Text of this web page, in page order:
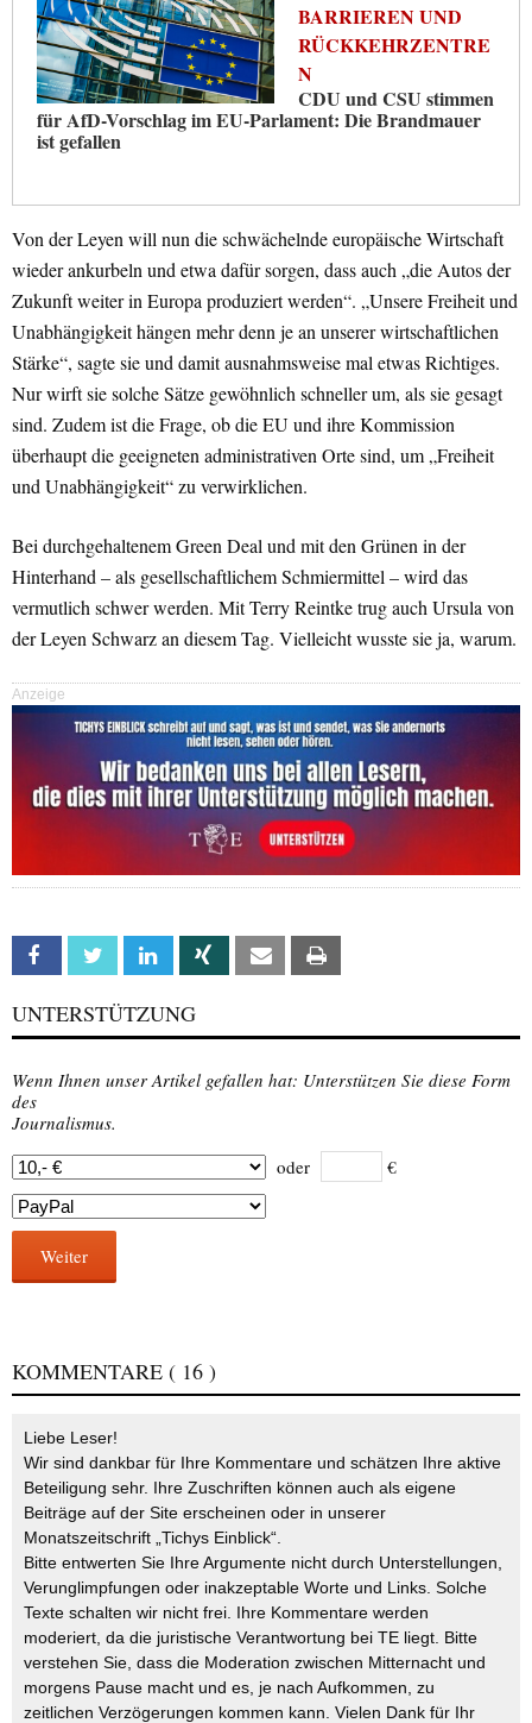
BARRIEREN UND
RÜCKKEHRZENTRE
N
CDU und CSU stimmen
für AfD-Vorschlag im EU-Parlament: Die Brandmauer
ist gefallen
Von der Leyen will nun die schwächelnde europäische Wirtschaft
wieder ankurbeln und etwa dafür sorgen, dass auch „die Autos der
Zukunft weiter in Europa produziert werden“. „Unsere Freiheit und
Unabhängigkeit hängen mehr denn je an unserer wirtschaftlichen
Stärke“, sagte sie und damit ausnahmsweise mal etwas Richtiges.
Nur wirft sie solche Sätze gewöhnlich schneller um, als sie gesagt
sind. Zudem ist die Frage, ob die EU und ihre Kommission
überhaupt die geeigneten administrativen Orte sind, um „Freiheit
und Unabhängigkeit“ zu verwirklichen.
Bei durchgehaltenem Green Deal und mit den Grünen in der
Hinterhand – als gesellschaftlichem Schmiermittel – wird das
vermutlich schwer werden. Mit Terry Reintke trug auch Ursula von
der Leyen Schwarz an diesem Tag. Vielleicht wusste sie ja, warum.
Anzeige
Facebook Twitter Linkedin Xing Email
UNTERSTÜTZUNG
Wenn Ihnen unser Artikel gefallen hat: Unterstützen Sie diese Form
des
Journalismus.
oder
€
Weiter
KOMMENTARE ( 16 )
Liebe Leser!
Wir sind dankbar für Ihre Kommentare und schätzen Ihre aktive
Beteiligung sehr. Ihre Zuschriften können auch als eigene
Beiträge auf der Site erscheinen oder in unserer
Monatszeitschrift „Tichys Einblick“.
Bitte entwerten Sie Ihre Argumente nicht durch Unterstellungen,
Verunglimpfungen oder inakzeptable Worte und Links. Solche
Texte schalten wir nicht frei. Ihre Kommentare werden
moderiert, da die juristische Verantwortung bei TE liegt. Bitte
verstehen Sie, dass die Moderation zwischen Mitternacht und
morgens Pause macht und es, je nach Aufkommen, zu
zeitlichen Verzögerungen kommen kann. Vielen Dank für Ihr